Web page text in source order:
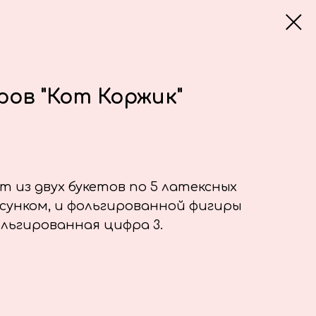
"Кот Коржик"
из двух букетов по 5 латексных
и фольгированной фигиры
цифра 3.